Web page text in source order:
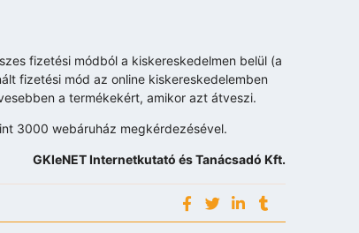
fizetési módból a kiskereskedelmen belül (a
fizetési mód az online kiskereskedelemben
a termékekért, amikor azt átveszi.
3000 webáruház megkérdezésével.
GKIeNET Internetkutató és Tanácsadó Kft.